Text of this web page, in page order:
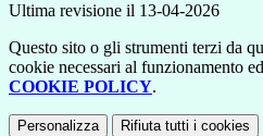
Ultima revisione il 13-04-2026
Questo sito o gli strumenti terzi da
cookie necessari al funzionamento
COOKIE POLICY.
Personalizza Rifiuta tutti i cookies